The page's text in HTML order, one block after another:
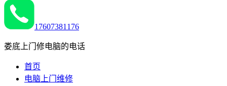
17607381176
娄底上门修电脑的电话
首页
电脑上门维修